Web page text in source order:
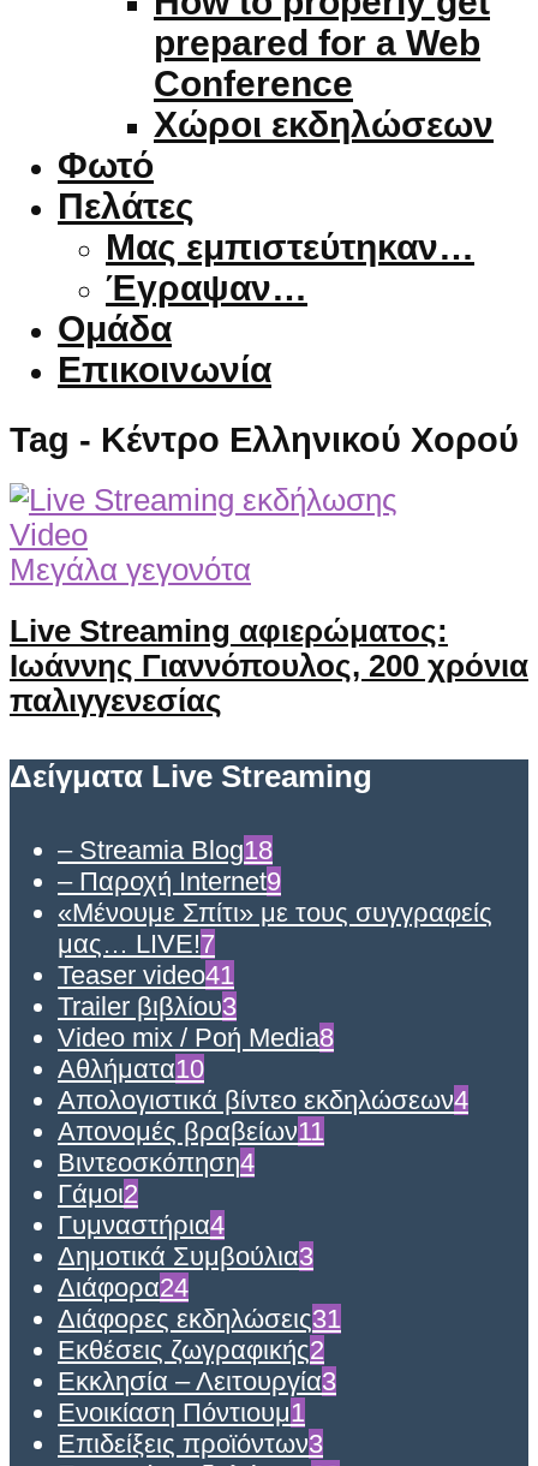
prepared for a Web
Conference
Χώροι εκδηλώσεων
Φωτό
Πελάτες
Μας εμπιστεύτηκαν…
Έγραψαν…
Ομάδα
Επικοινωνία
Tag - Κέντρο Ελληνικού Χορού
Video
Μεγάλα γεγονότα
Live Streaming αφιερώματος:
Ιωάννης Γιαννόπουλος, 200 χρόνια
παλιγγενεσίας
Δείγματα Live Streaming
– Streamia Blog18
– Παροχή Internet9
«Μένουμε Σπίτι» με τους συγγραφείς
μας… LIVE!7
Teaser video41
Trailer βιβλίου3
Video mix / Ροή Media8
Αθλήματα10
Απολογιστικά βίντεο εκδηλώσεων4
Απονομές βραβείων11
Βιντεοσκόπηση4
Γάμοι2
Γυμναστήρια4
Δημοτικά Συμβούλια3
Διάφορα24
Διάφορες εκδηλώσεις31
Εκθέσεις ζωγραφικής2
Εκκλησία – Λειτουργία3
Ενοικίαση Πόντιουμ1
Επιδείξεις προϊόντων3